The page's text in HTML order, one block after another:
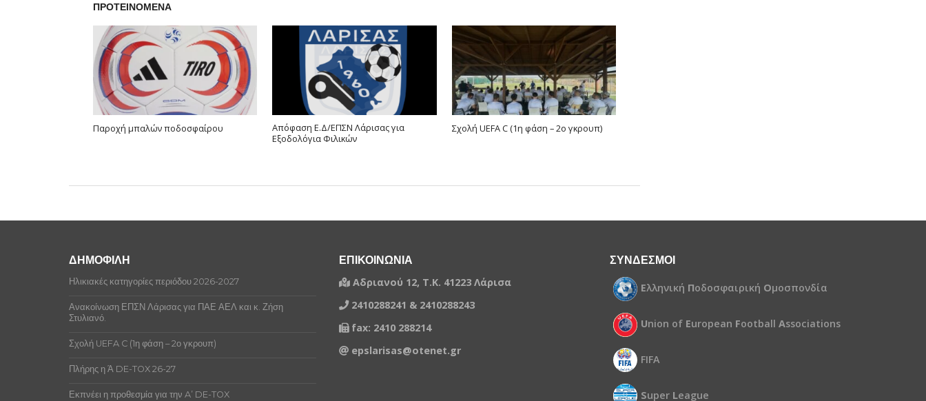
ΠΡΟΤΕΙΝΟΜΕΝΑ
Παροχή μπαλών ποδοσφαίρου
Απόφαση Ε.Δ/ΕΠΣΝ Λάρισας για
Εξοδολόγια Φιλικών
Σχολή UEFA C (1η φάση – 2ο γκρουπ)
ΔΗΜΟΦΙΛΗ
Ηλικιακές κατηγορίες περιόδου 2026-2027
Ανακοίνωση ΕΠΣΝ Λάρισας για ΠΑΕ ΑΕΛ και κ. Ζήση
Στυλιανό.
Σχολή UEFA C (1η φάση – 2ο γκρουπ)
Πλήρης η Ά DE-TOX 26-27
Εκπνέει η προθεσμία για την A’ DE-TOX
ΕΠΙΚΟΙΝΩΝΙΑ
Αδριανού 12, Τ.Κ. 41223 Λάρισα
2410288241 & 2410288243
fax: 2410 288214
epslarisas@otenet.gr
ΣΥΝΔΕΣΜΟΙ
Ελληνική Ποδοσφαιρική Ομοσπονδία
Union of European Football Associations
FIFA
Super League